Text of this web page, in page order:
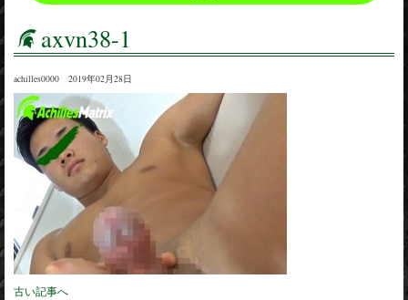
axvn38-1
achilles0000 2019年02月28日
古い記事へ